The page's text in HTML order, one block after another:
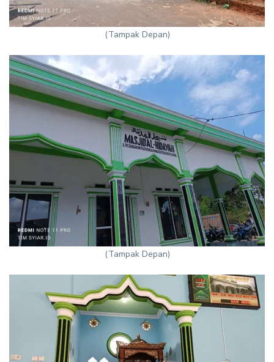
(Tampak Depan)
(Tampak Depan)